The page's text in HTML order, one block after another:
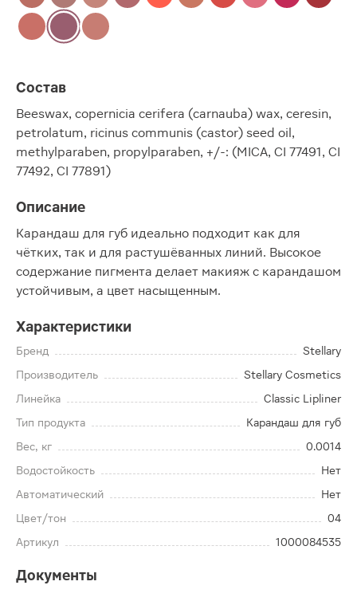
Состав
Beeswax, copernicia cerifera (carnauba) wax, ceresin,
petrolatum, ricinus communis (castor) seed oil,
methylparaben, propylparaben, +/-: (MICA, CI 77491, CI
77492, CI 77891)
Описание
Карандаш для губ идеально подходит как для
чётких, так и для растушёванных линий. Высокое
содержание пигмента делает макияж с карандашом
устойчивым, а цвет насыщенным.
Характеристики
Бренд
Stellary
Производитель
Stellary Cosmetics
Линейка
Classic Lipliner
Тип продукта
Карандаш для губ
Вес, кг
0.0014
Водостойкость
Нет
Автоматический
Нет
Цвет/тон
04
Артикул
1000084535
Документы